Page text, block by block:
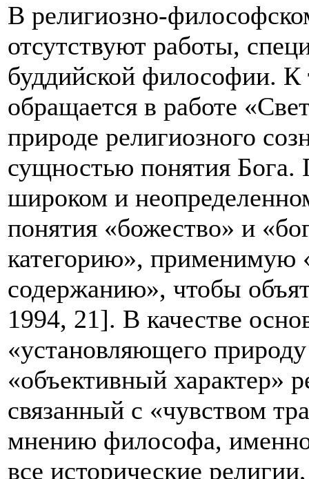
В религиозно-
отсутствуют работы,
буддийской философии. К
обращается в работе
природе религиозного
сущностью понятия Бога.
широком и
понятия «божество» и
категорию», применимую
содержанию», чтобы
1994, 21]. В качестве
«установляющего
«объективный характер»
связанный с «чувством
мнению философа,
все исторические